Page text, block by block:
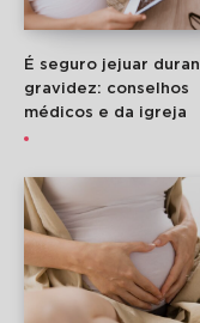
É seguro jejuar
gravidez: conselhos
médicos e da igreja